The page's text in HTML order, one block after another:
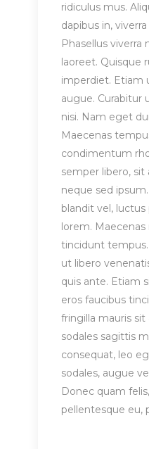
ridiculus mus.
dapibus in,
Phasellus viverra
laoreet. Quisque
imperdiet. Etiam
augue. Curabitur
nisi. Nam eget
Maecenas
condimentum
semper libero,
neque sed
blandit vel,
lorem.
tincidunt
ut libero
quis ante. Etiam
eros faucibus
fringilla mauris
sodales sagittis
consequat, leo
sodales, augue
Donec quam
pellentesque eu,